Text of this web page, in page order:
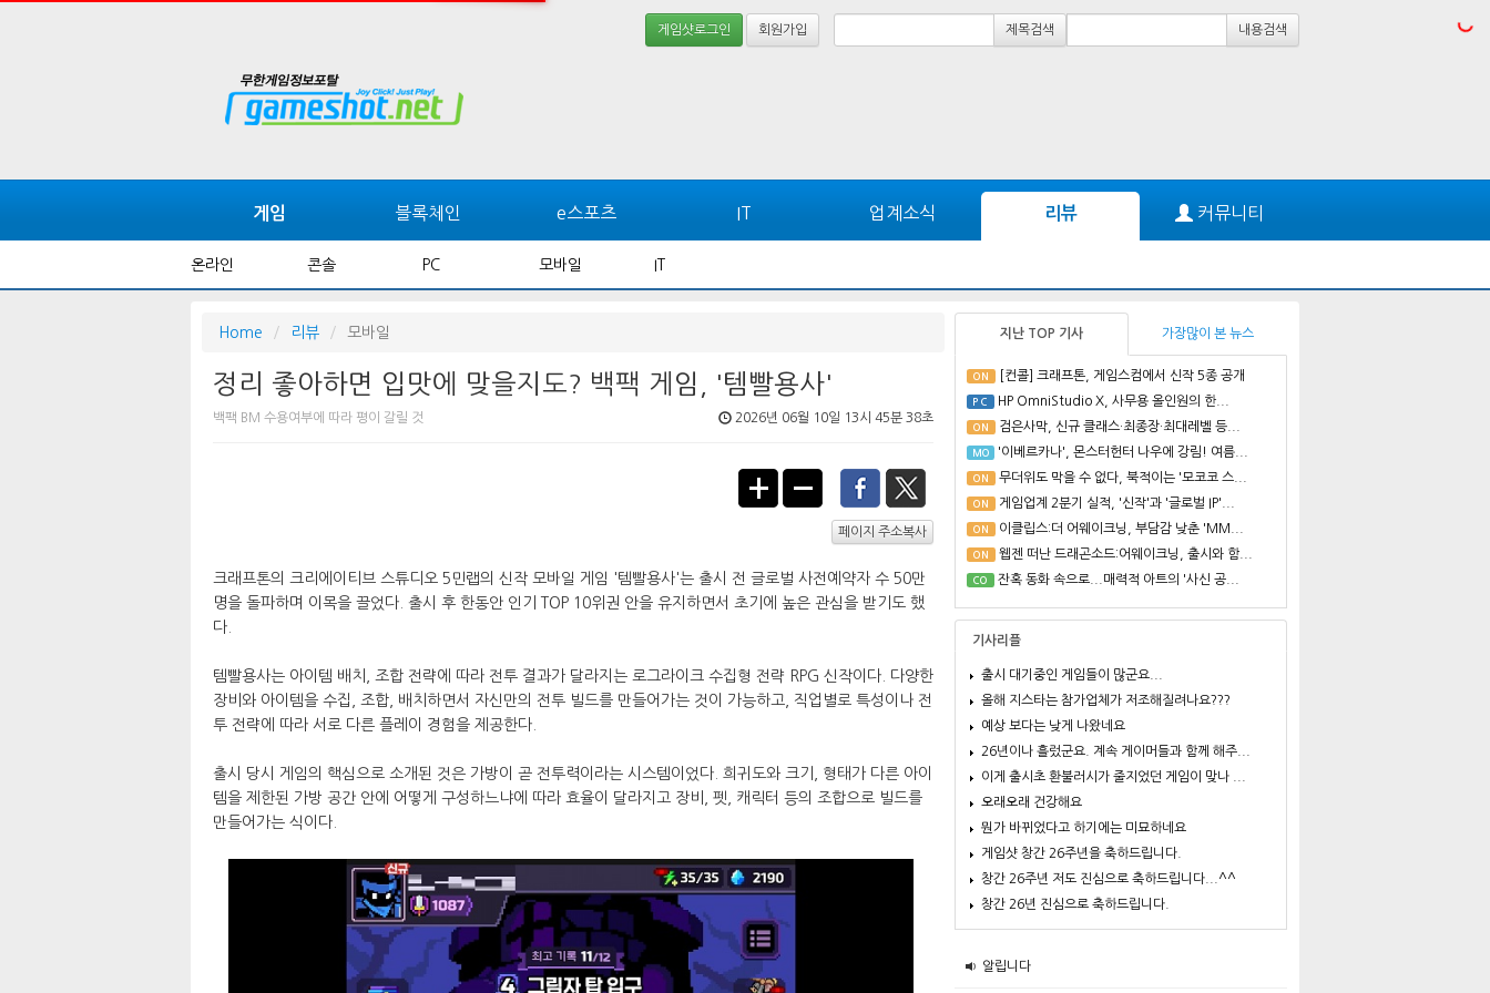
게임샷로그인 회원가입 제목검색 내용검색
게임 블록체인 e스포츠 IT 업계소식 리뷰 커뮤니티
온라인 콘솔 PC 모바일 IT
Home 리뷰 모바일
정리 좋아하면 입맛에 맞을지도? 백팩 게임, '템빨용사'
백팩 BM 수용여부에 따라 평이 갈릴 것 2026년 06월 10일 13시 45분 38초
페이지 주소복사
크래프톤의 크리에이티브 스튜디오 5민랩의 신작 모바일 게임 '템빨용사'는 출시 전 글로벌 사전예약자 수 50만
명을 돌파하며 이목을 끌었다. 출시 후 한동안 인기 TOP 10위권 안을 유지하면서 초기에 높은 관심을 받기도 했
다.
템빨용사는 아이템 배치, 조합 전략에 따라 전투 결과가 달라지는 로그라이크 수집형 전략 RPG 신작이다. 다양한
장비와 아이템을 수집, 조합, 배치하면서 자신만의 전투 빌드를 만들어가는 것이 가능하고, 직업별로 특성이나 전
투 전략에 따라 서로 다른 플레이 경험을 제공한다.
출시 당시 게임의 핵심으로 소개된 것은 가방이 곧 전투력이라는 시스템이었다. 희귀도와 크기, 형태가 다른 아이
템을 제한된 가방 공간 안에 어떻게 구성하느냐에 따라 효율이 달라지고 장비, 펫, 캐릭터 등의 조합으로 빌드를
만들어가는 식이다.
지난 TOP 기사 가장많이 본 뉴스
ON [컨콜] 크래프톤, 게임스컴에서 신작 5종 공개
PC HP OmniStudio X, 사무용 올인원의 한...
ON 검은사막, 신규 클래스·최종장·최대레벨 등...
MO '이베르카나', 몬스터헌터 나우에 강림! 여름...
ON 무더위도 막을 수 없다, 북적이는 '모코코 스...
ON 게임업계 2분기 실적, '신작'과 '글로벌 IP'...
ON 이클립스:더 어웨이크닝, 부담감 낮춘 'MM...
ON 웹젠 떠난 드래곤소드:어웨이크닝, 출시와 함...
CO 잔혹 동화 속으로...매력적 아트의 '사신 공...
기사리플
출시 대기중인 게임들이 많군요...
올해 지스타는 참가업체가 저조해질려나요???
예상 보다는 낮게 나왔네요
26년이나 흘렀군요. 계속 게이머들과 함께 해주...
이게 출시초 환불러시가 줄지었던 게임이 맞나 ...
오래오래 건강해요
뭔가 바뀌었다고 하기에는 미묘하네요
게임샷 창간 26주년을 축하드립니다.
창간 26주년 저도 진심으로 축하드립니다...^^
창간 26년 진심으로 축하드립니다.
알립니다